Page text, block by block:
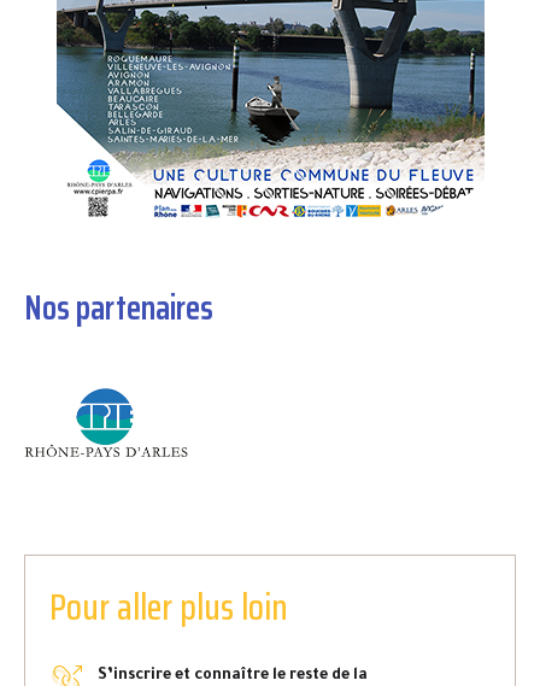
Nos partenaires
Pour aller plus loin
S’inscrire et connaître le reste de la